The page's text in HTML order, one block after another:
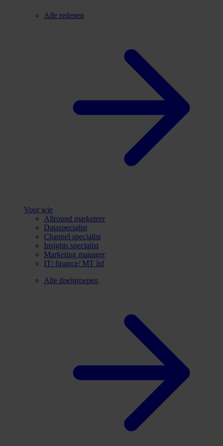
Alle redenen
Voor wie
Allround marketeer
Dataspecialist
Channel specialist
Insights specialist
Marketing manager
IT/ finance/ MT lid
Alle doelgroepen